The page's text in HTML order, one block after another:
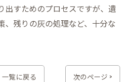
出すためのプロセスですが、遺
、残りの灰の処理など、十分な
一覧に戻る 次のページ >